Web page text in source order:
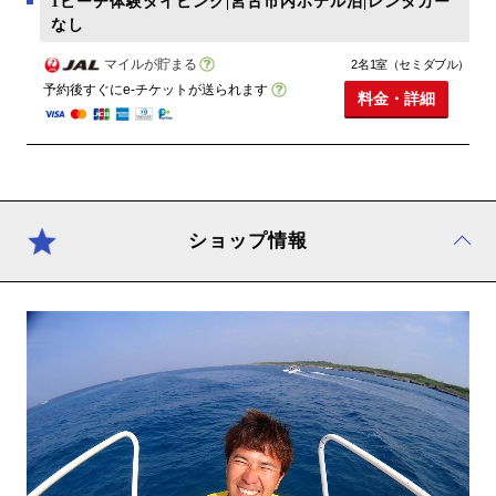
なし
マイルが貯まる
予約後すぐにe-チケットが送られます
2名1室（セミダブル）
料金・詳細
ショップ情報